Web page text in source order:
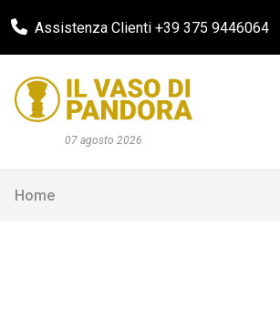
Assistenza Clienti +39 375 9446064
07 agosto 2026
Home